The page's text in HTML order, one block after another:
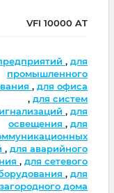
VFI 10000 AT
, для
промышленного
, для офиса
, для систем
, для
освещения , для
, для аварийного
, для сетевого
, для
загородного дома